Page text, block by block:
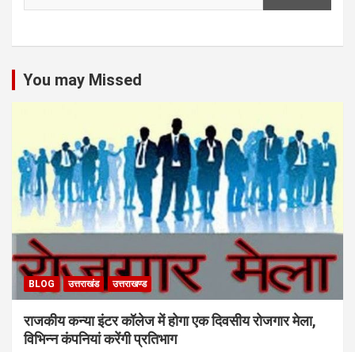
You may Missed
BLOG उत्तराखंड उत्तराखण्ड
राजकीय कन्या इंटर कॉलेज में होगा एक दिवसीय रोजगार मेला,
विभिन्न कंपनियां करेंगी प्रतिभाग